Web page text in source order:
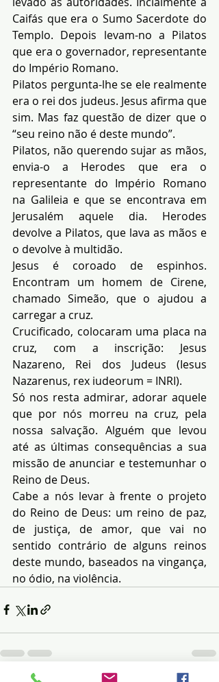
Caifás que era o Sumo Sacerdote do
Templo. Depois levam-no a Pilatos
que era o governador, representante
do Império Romano.
Pilatos pergunta-lhe se ele realmente
era o rei dos judeus. Jesus afirma que
sim. Mas faz questão de dizer que o
“seu reino não é deste mundo”.
Pilatos, não querendo sujar as mãos,
envia-o a Herodes que era o
representante do Império Romano
na Galileia e que se encontrava em
Jerusalém aquele dia. Herodes
devolve a Pilatos, que lava as mãos e
o devolve à multidão.
Jesus é coroado de espinhos.
Encontram um homem de Cirene,
chamado Simeão, que o ajudou a
carregar a cruz.
Crucificado, colocaram uma placa na
cruz, com a inscrição: Jesus
Nazareno, Rei dos Judeus (Iesus
Nazarenus, rex iudeorum = INRI).
Só nos resta admirar, adorar aquele
que por nós morreu na cruz, pela
nossa salvação. Alguém que levou
até as últimas consequências a sua
missão de anunciar e testemunhar o
Reino de Deus.
Cabe a nós levar à frente o projeto
do Reino de Deus: um reino de paz,
de justiça, de amor, que vai no
sentido contrário de alguns reinos
deste mundo, baseados na vingança,
no ódio, na violência.